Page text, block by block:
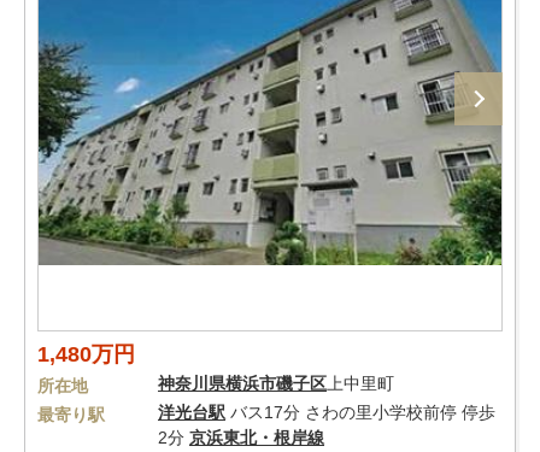
1,480万円
所在地 神奈川県横浜市磯子区 上中里町
最寄り駅
洋光台駅 バス17分 さわの里小学校前停 停歩
2分 京浜東北・根岸線